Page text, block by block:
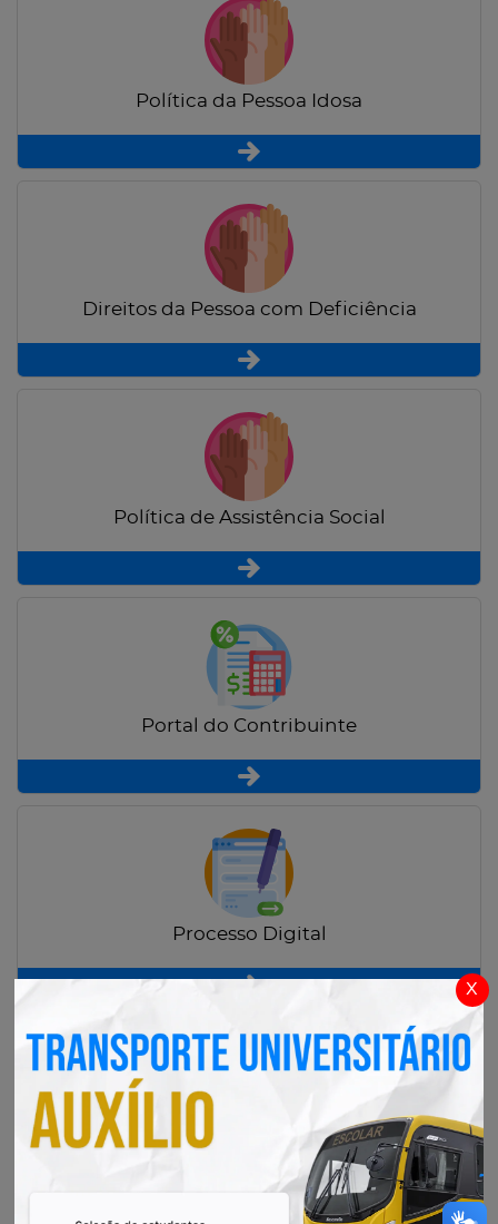
x
Política da Pessoa Idosa
Direitos da Pessoa com Deficiência
Política de Assistência Social
Portal do Contribuinte
Processo Digital
Radar Transparência Pública